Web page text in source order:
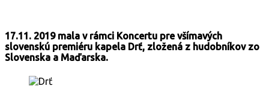
17.11. 2019 mala v rámci Koncertu pre všímavých
slovenskú premiéru kapela Drť, zložená z hudobníkov zo
Slovenska a Maďarska.